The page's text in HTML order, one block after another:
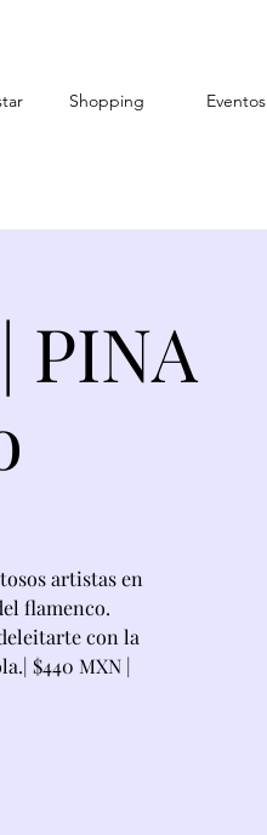
Shopping Eventos
PINA
artistas en
flamenco.
con la
$440 MXN |